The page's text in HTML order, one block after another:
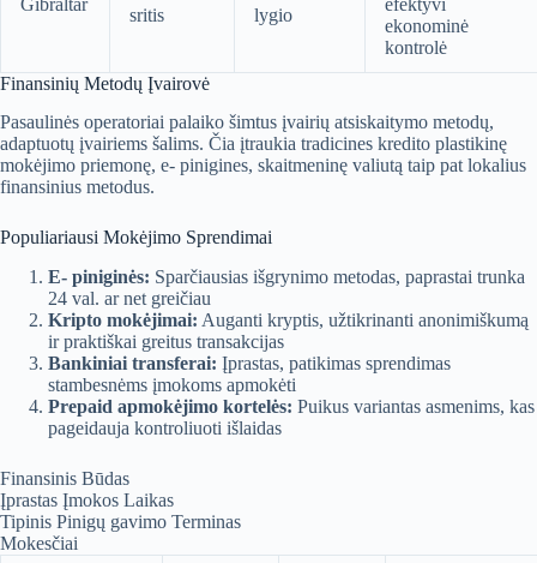
sritis
lygio
ekonominė
kontrolė
Finansinių Metodų Įvairovė
Pasaulinės operatoriai palaiko šimtus įvairių atsiskaitymo metodų,
adaptuotų įvairiems šalims. Čia įtraukia tradicines kredito plastikinę
mokėjimo priemonę, e- pinigines, skaitmeninę valiutą taip pat lokalius
finansinius metodus.
Populiariausi Mokėjimo Sprendimai
E- piniginės: Sparčiausias išgrynimo metodas, paprastai trunka
24 val. ar net greičiau
Kripto mokėjimai: Auganti kryptis, užtikrinanti anonimiškumą
ir praktiškai greitus transakcijas
Bankiniai transferai: Įprastas, patikimas sprendimas
stambesnėms įmokoms apmokėti
Prepaid apmokėjimo kortelės: Puikus variantas asmenims, kas
pageidauja kontroliuoti išlaidas
Finansinis Būdas
Įprastas Įmokos Laikas
Tipinis Pinigų gavimo Terminas
Mokesčiai